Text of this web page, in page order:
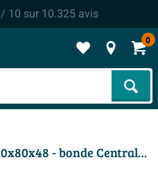
/ 10 sur 10.325avis
0
Xenz Kristal Baignoire - 180x80x48 - bonde Centrale - acrylique - anthracite